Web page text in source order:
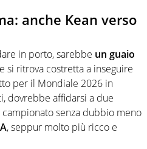
anche Kean verso
in porto, sarebbe un guaio
si ritrova costretta a inseguire
per il Mondiale 2026 in
dovrebbe affidarsi a due
senza dubbio meno
, seppur molto più ricco e